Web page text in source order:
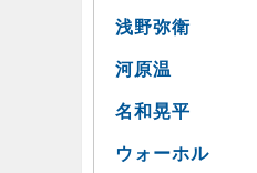
浅野弥衛
河原温
名和晃平
ウォーホル